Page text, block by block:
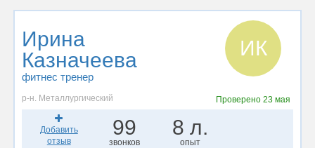
Ирина
Казначеева
фитнес тренер
ИК
р-н. Металлургический Проверено23 мая
Добавить
отзыв
99
звонков
8 л.
опыт